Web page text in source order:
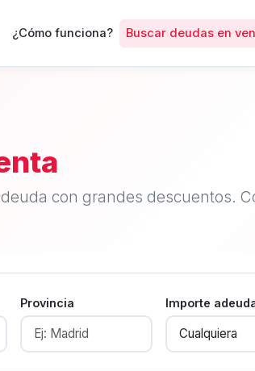
¿Cómo funciona? Buscar deudas en
con grandes descuentos.
Provincia Importe